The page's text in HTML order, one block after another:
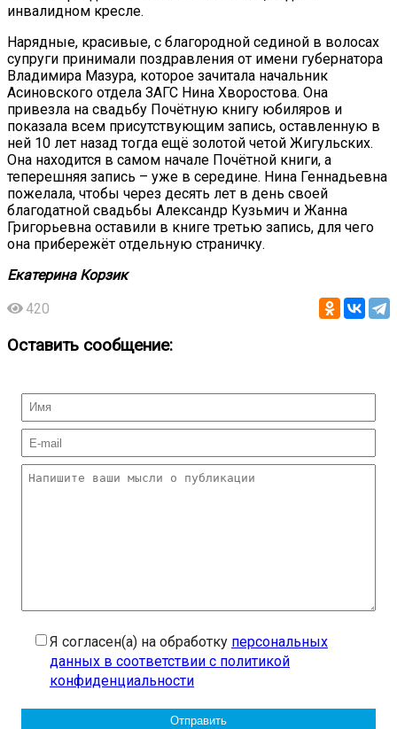
инвалидном кресле.
Нарядные, красивые, с благородной сединой в волосах
супруги принимали поздравления от имени губернатора
Владимира Мазура, которое зачитала начальник
Асиновского отдела ЗАГС Нина Хворостова. Она
привезла на свадьбу Почётную книгу юбиляров и
показала всем присутствующим запись, оставленную в
ней 10 лет назад тогда ещё золотой четой Жигульских.
Она находится в самом начале Почётной книги, а
теперешняя запись – уже в середине. Нина Геннадьевна
пожелала, чтобы через десять лет в день своей
благодатной свадьбы Александр Кузьмич и Жанна
Григорьевна оставили в книге третью запись, для чего
она прибережёт отдельную страничку.
Екатерина Корзик
420
Оставить сообщение:
Я согласен(а) на обработку персональных
данных в соответствии с политикой
конфиденциальности